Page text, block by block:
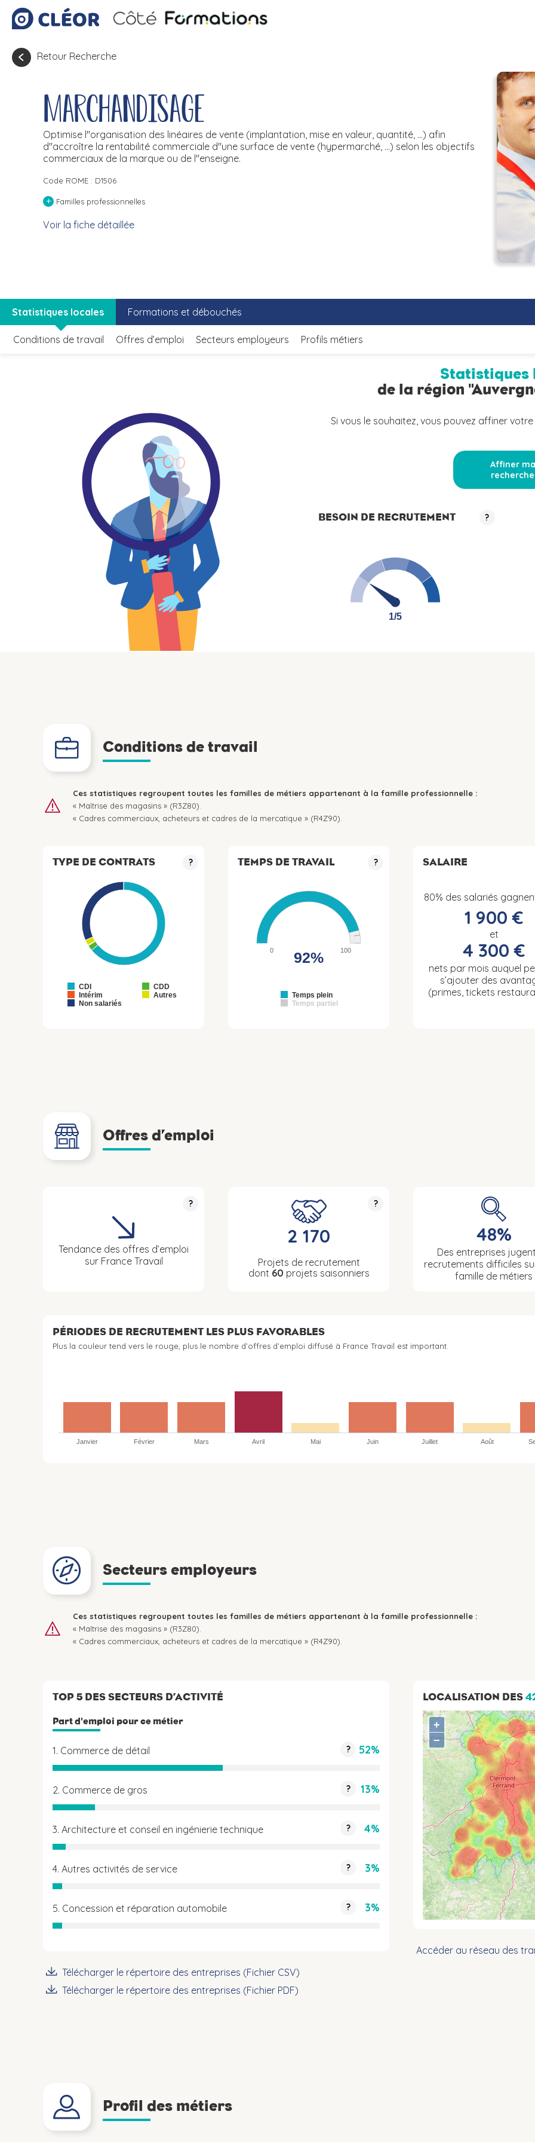
Retour Recherche
Marchandisage
Optimise l''organisation des linéaires de vente (implantation, mise en valeur, quantité, ...) afin
d''accroître la rentabilité commerciale d''une surface de vente (hypermarché, ...) selon les objectifs
commerciaux de la marque ou de l''enseigne.
Code ROME : D1506
+ Familles professionnelles
Voir la fiche détaillée
Statistiques locales Formations et débouchés
Conditions de travail Offres d’emploi Secteurs employeurs Profils métiers
Statistiques
de la région
Si vous le souhaitez, vous pouvez affiner
Affiner ma
recherche
BESOIN DE RECRUTEMENT ?
1/5
1/5
Conditions de travail
Ces statistiques regroupent toutes les familles de métiers appartenant à la famille professionnelle :
« Maîtrise des magasins » (R3Z80).
« Cadres commerciaux, acheteurs et cadres de la mercatique » (R4Z90).
TYPE DE CONTRATS ?
CDI
CDD
Intérim
Autres
Non salariés
TEMPS DE TRAVAIL ?
Temps plein
Temps partiel
0 100
92%
SALAIRE
80% des salariés
1 900 €
et
4 300 €
nets par mois auquel
s’ajouter des
(primes, tickets
Offres d’emploi
?
Tendance des offres d’emploi
sur France Travail
?
2 170
Projets de recrutement
dont 60 projets saisonniers
48%
Des entreprises
recrutements difficiles
famille de métiers
PÉRIODES DE RECRUTEMENT LES PLUS FAVORABLES
Plus la couleur tend vers le rouge, plus le nombre d’offres d’emploi diffusé à France Travail est important.
Janvier Février Mars Avril Mai Juin Juillet Août
Secteurs employeurs
Ces statistiques regroupent toutes les familles de métiers appartenant à la famille professionnelle :
« Maîtrise des magasins » (R3Z80).
« Cadres commerciaux, acheteurs et cadres de la mercatique » (R4Z90).
TOP 5 DES SECTEURS D’ACTIVITÉ
Part d'emploi pour ce métier
1. Commerce de détail ? 52%
2. Commerce de gros ? 13%
3. Architecture et conseil en ingénierie technique ? 4%
4. Autres activités de service ? 3%
5. Concession et réparation automobile ? 3%
Télécharger le répertoire des entreprises (Fichier CSV)
Télécharger le répertoire des entreprises (Fichier PDF)
LOCALISATION DES
+
−
Accéder au réseau des
Profil des métiers